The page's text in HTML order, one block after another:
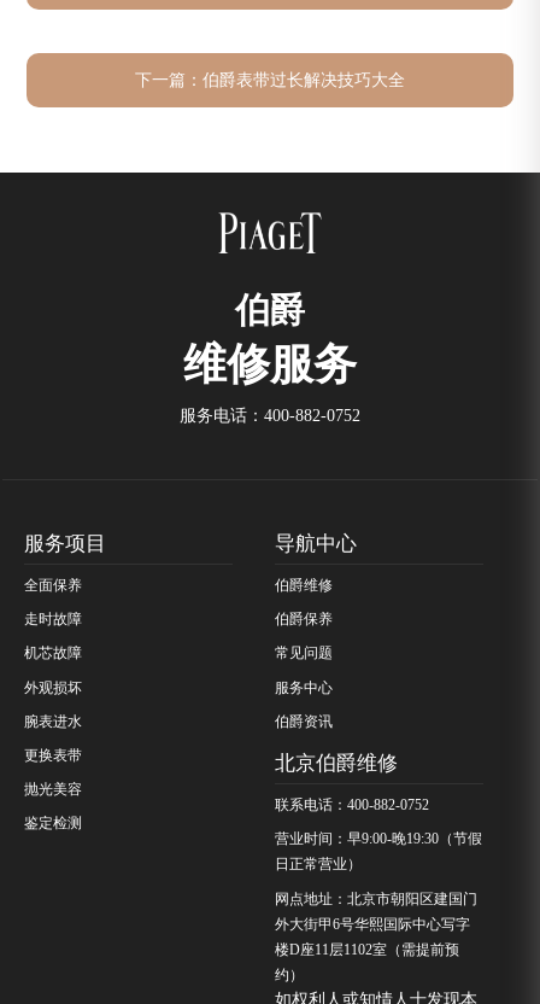
下一篇： 伯爵表带过长解决技巧大全
伯爵
维修服务
服务电话： 400-882-0752
服务项目
全面保养
走时故障
机芯故障
外观损坏
腕表进水
更换表带
抛光美容
鉴定检测
导航中心
伯爵维修
伯爵保养
常见问题
服务中心
伯爵资讯
北京伯爵维修
联系电话：400-882-0752
营业时间：早9:00-晚19:30（节假
日正常营业）
网点地址：北京市朝阳区建国门
外大街甲6号华熙国际中心写字
楼D座11层1102室（需提前预
约）
如权利人或知情人士发现本